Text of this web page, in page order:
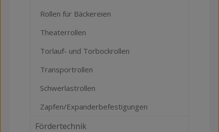
Rollen für Bäckereien
Theaterrollen
Torlauf- und Torbockrollen
Transportrollen
Schwerlastrollen
Zapfen/Expanderbefestigungen
Fördertechnik